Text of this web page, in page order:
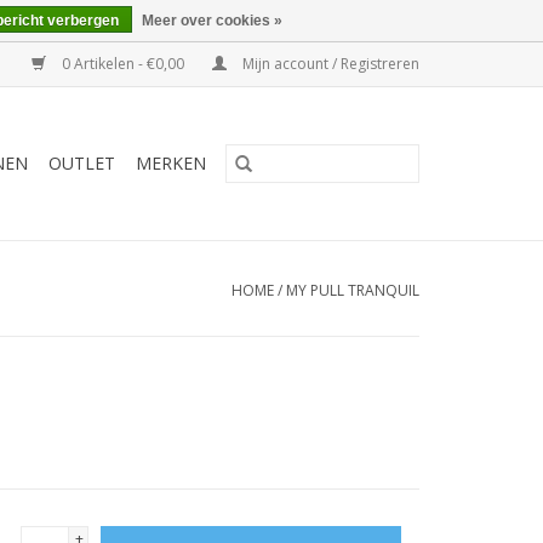
0 Artikelen - €0,00 Mijn account / Registreren
OUTLET MERKEN
HOME/ MY PULL TRANQUIL
+
verbergen Meer over cookies »